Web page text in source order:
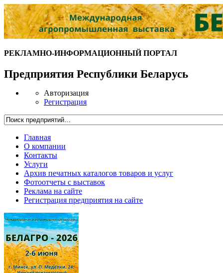
РЕКЛАМНО-ИНФОРМАЦИОННЫЙ ПОРТАЛ
Предприятия Республики Беларусь
Авторизация
Регистрация
Главная
О компании
Контакты
Услуги
Архив печатных каталогов товаров и услуг
Фотоотчеты с выставок
Реклама на сайте
Регистрация предприятия на сайте